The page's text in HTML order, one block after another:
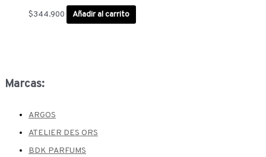
Marcas:
ARGOS
ATELIER DES ORS
BDK PARFUMS
$344.900 Añadir al carrito